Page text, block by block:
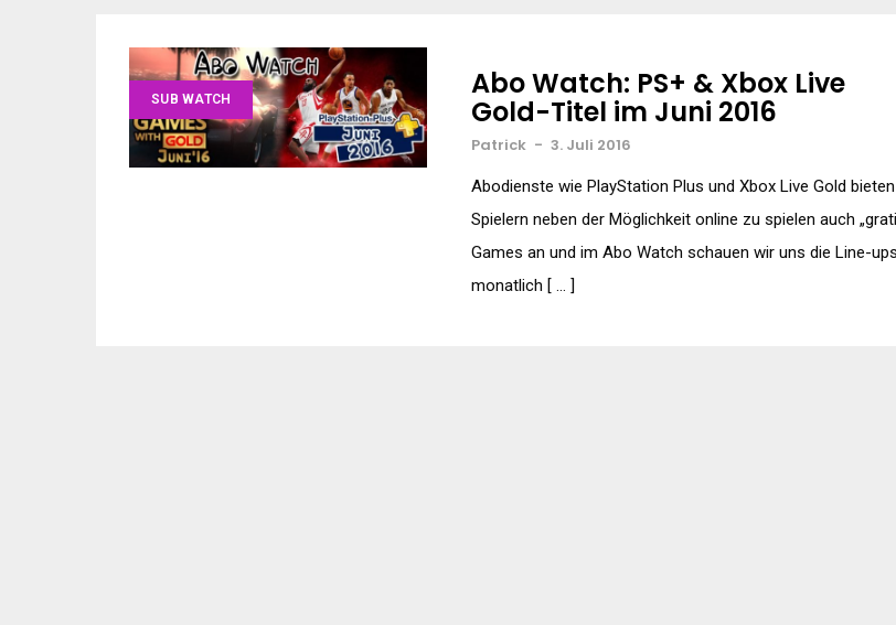
SUB WATCH Abo Watch: PS+ & Xbox Live
Gold-Titel im Juni 2016
Patrick - 3. Juli 2016
Abodienste wie PlayStation Plus und Xbox Live Gold bieten
Spielern neben der Möglichkeit online zu spielen auch
Games an und im Abo Watch schauen wir uns die Line-ups
monatlich [ … ]